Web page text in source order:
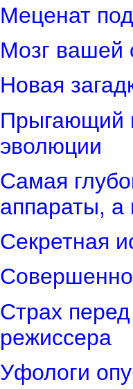
Меценат
Мозг вашей
Новая
Прыгающий
эволюции
Самая
аппараты, а
Секретная
Страх
режиссера
Уфологи